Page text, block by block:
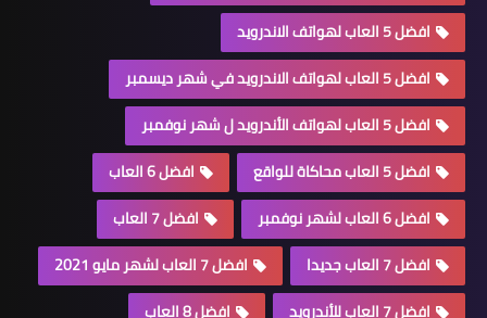
افضل 5 العاب لهواتف الاندرويد
افضل 5 العاب لهواتف الاندرويد في شهر ديسمبر
افضل 5 العاب لهواتف الأندرويد ل شهر نوفمبر
افضل 5 العاب محاكاة للواقع
افضل 6 العاب
افضل 6 العاب لشهر نوفمبر
افضل 7 العاب
افضل 7 العاب جديدا
افضل 7 العاب لشهر مايو 2021
افضل 7 العاب للأندرويد
افضل 8 العاب